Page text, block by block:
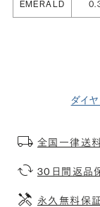
EMERALD
ダイ
全国一律送
30日間返品
永久無料保